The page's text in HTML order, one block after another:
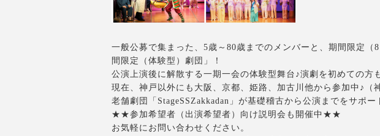
一般公募で集まった、5歳～80歳までのメンバーと、期間限定（
間限定（体験型）劇団」！
公演上演後に解散する一期一会の体験型舞台♪演劇を初めての方
現在、神戸以外にも大阪、京都、姫路、加古川他から参加中♪（
老舗劇団「StageSSZakkadan」が基礎稽古から公演までをサポー
★★参加希望者（出演希望者）向け説明会も開催中★★
お気軽にお問い合わせください。